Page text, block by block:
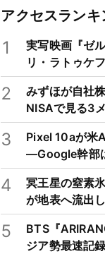
アクセスランキ
1
実写映画『ゼ
リ・ラトゥケ
2
みずほが自社
NISAで見る3
3
Pixel 10aが米
―Google幹部
4
冥王星の窒素
が地表へ流出
5
BTS『
ジア勢最速記